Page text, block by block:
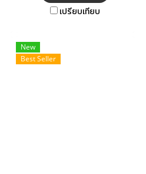
เปรียบเทียบ
New
Best Seller